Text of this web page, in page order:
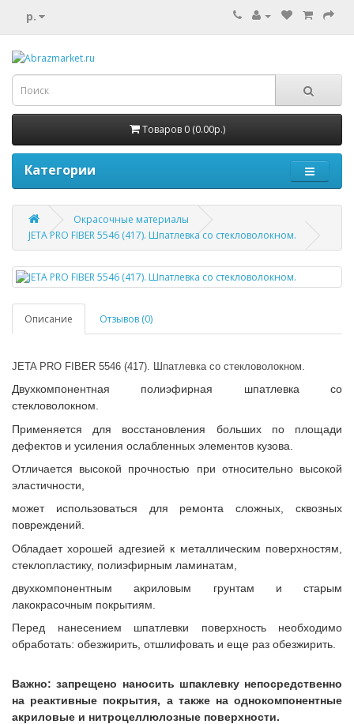
р.
Товаров 0 (0.00р.)
Категории
Окрасочные материалы
JETA PRO FIBER 5546 (417). Шпатлевка со стекловолокном.
Описание Отзывов (0)
JETA PRO FIBER 5546 (417). Шпатлевка со стекловолокном.
Двухкомпонентная полиэфирная шпатлевка со
стекловолокном.
Применяется для восстановления больших по площади
дефектов и усиления ослабленных элементов кузова.
Отличается высокой прочностью при относительно высокой
эластичности,
может использоваться для ремонта сложных, сквозных
повреждений.
Обладает хорошей адгезией к металлическим поверхностям,
стеклопластику, полиэфирным ламинатам,
двухкомпонентным акриловым грунтам и старым
лакокрасочным покрытиям.
Перед нанесением шпатлевки поверхность необходимо
обработать: обезжирить, отшлифовать и еще раз обезжирить.
Важно: запрещено наносить шпаклевку непосредственно
на реактивные покрытия, а также на однокомпонентные
акриловые и нитроцеллюлозные поверхности.